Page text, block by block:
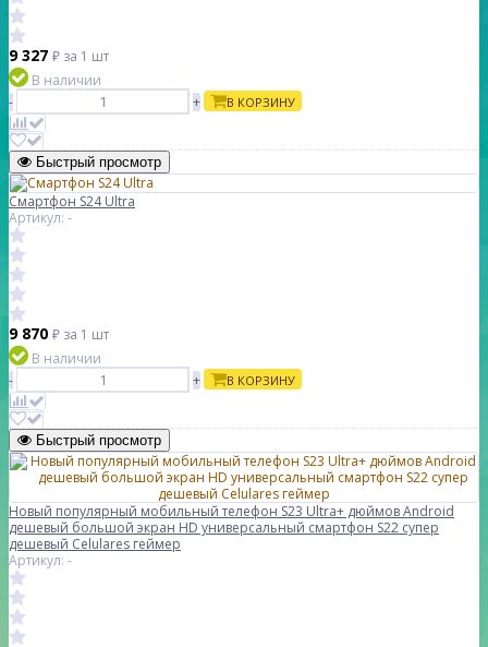
9 327 ₽ за 1 шт
В наличии
-
+ В КОРЗИНУ
Быстрый просмотр
Смартфон S24 Ultra
Артикул: -
9 870 ₽ за 1 шт
В наличии
-
+ В КОРЗИНУ
Быстрый просмотр
Новый популярный мобильный телефон S23 Ultra+ дюймов Android
дешевый большой экран HD универсальный смартфон S22 супер
дешевый Celulares геймер
Артикул: -